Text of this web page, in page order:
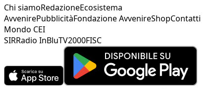
Chi siamoRedazioneEcosistema
AvvenirePubblicitàFondazione AvvenireShopContatti
Mondo CEI
SIRRadio InBluTV2000FISC